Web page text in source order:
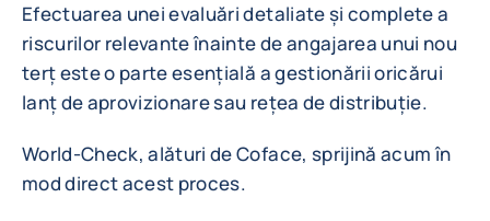
Efectuarea unei evaluări detaliate și complete a
riscurilor relevante înainte de angajarea unui nou
terț este o parte esențială a gestionării oricărui
lanț de aprovizionare sau rețea de distribuție.
World-Check, alături de Coface, sprijină acum în
mod direct acest proces.